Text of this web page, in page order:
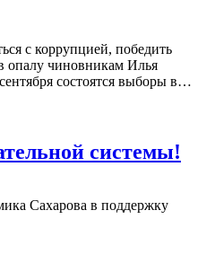
с коррупцией, победить
опалу чиновникам Илья
состоятся выборы в…
системы!
Сахарова в поддержку